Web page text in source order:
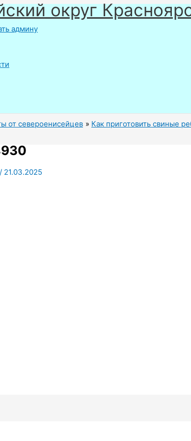
округ
админу
от североенисейцев Как приготовить свиные
/ 21.03.2025